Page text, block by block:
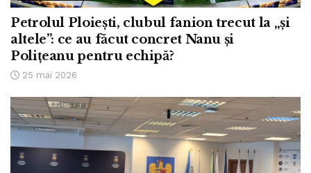
Petrolul Ploiești, clubul fanion trecut la „și
altele”: ce au făcut concret Nanu și
Polițeanu pentru echipă?
25 mai 2026